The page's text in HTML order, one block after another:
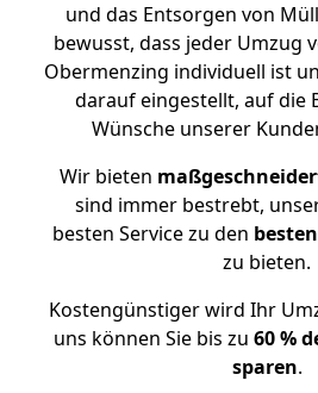
und das Entsorgen von
bewusst, dass jeder Umzug
Obermenzing individuell ist
darauf eingestellt, auf die
Wünsche unserer
Wir bieten
sind immer bestrebt,
besten Service zu den
zu bieten.
Kostengünstiger wird Ihr
uns können Sie bis zu 60 %
sparen.